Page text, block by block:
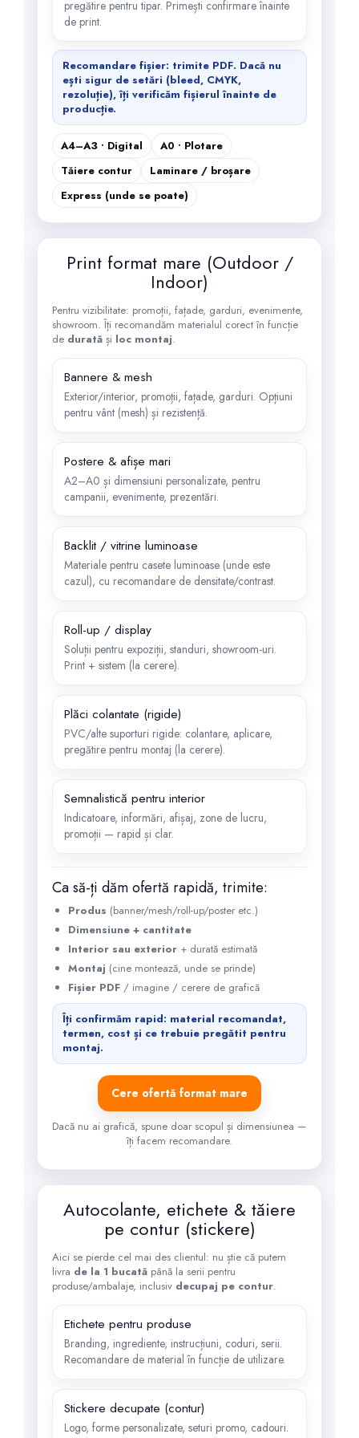
pregătire pentru tipar. Primești confirmare înainte
de print.
Recomandare fișier: trimite PDF. Dacă nu
ești sigur de setări (bleed, CMYK,
rezoluție), îți verificăm fișierul înainte de
producție.
A4–A3 • Digital
A0 • Plotare
Tăiere contur
Laminare / broșare
Express (unde se poate)
Print format mare (Outdoor /
Indoor)
Pentru vizibilitate: promoții, fațade, garduri, evenimente,
showroom. Îți recomandăm materialul corect în funcție
de durată și loc montaj.
Bannere & mesh
Exterior/interior, promoții, fațade, garduri. Opțiuni
pentru vânt (mesh) și rezistență.
Postere & afișe mari
A2–A0 și dimensiuni personalizate, pentru
campanii, evenimente, prezentări.
Backlit / vitrine luminoase
Materiale pentru casete luminoase (unde este
cazul), cu recomandare de densitate/contrast.
Roll-up / display
Soluții pentru expoziții, standuri, showroom-uri.
Print + sistem (la cerere).
Plăci colantate (rigide)
PVC/alte suporturi rigide: colantare, aplicare,
pregătire pentru montaj (la cerere).
Semnalistică pentru interior
Indicatoare, informări, afișaj, zone de lucru,
promoții — rapid și clar.
Ca să-ți dăm ofertă rapidă, trimite:
Produs (banner/mesh/roll-up/poster etc.)
Dimensiune + cantitate
Interior sau exterior + durată estimată
Montaj (cine montează, unde se prinde)
Fișier PDF / imagine / cerere de grafică
Îți confirmăm rapid: material recomandat,
termen, cost și ce trebuie pregătit pentru
montaj.
Cere ofertă format mare
Dacă nu ai grafică, spune doar scopul și dimensiunea —
îți facem recomandare.
Autocolante, etichete & tăiere
pe contur (stickere)
Aici se pierde cel mai des clientul: nu știe că putem
livra de la 1 bucată până la serii pentru
produse/ambalaje, inclusiv decupaj pe contur.
Etichete pentru produse
Branding, ingrediente, instrucțiuni, coduri, serii.
Recomandare de material în funcție de utilizare.
Stickere decupate (contur)
Logo, forme personalizate, seturi promo, cadouri.